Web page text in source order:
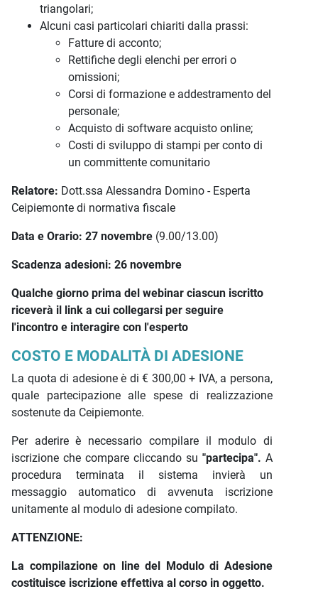
triangolari;
Alcuni casi particolari chiariti dalla prassi:
Fatture di acconto;
Rettifiche degli elenchi per errori o
omissioni;
Corsi di formazione e addestramento del
personale;
Acquisto di software acquisto online;
Costi di sviluppo di stampi per conto di
un committente comunitario
Relatore: Dott.ssa Alessandra Domino - Esperta
Ceipiemonte di normativa fiscale
Data e Orario: 27 novembre (9.00/13.00)
Scadenza adesioni: 26 novembre
Qualche giorno prima del webinar ciascun iscritto
riceverà il link a cui collegarsi per seguire
l'incontro e interagire con l'esperto
COSTO E MODALITÀ DI ADESIONE
La quota di adesione è di € 300,00 + IVA, a persona,
quale partecipazione alle spese di realizzazione
sostenute da Ceipiemonte.
Per aderire è necessario compilare il modulo di
iscrizione che compare cliccando su "partecipa". A
procedura terminata il sistema invierà un
messaggio automatico di avvenuta iscrizione
unitamente al modulo di adesione compilato.
ATTENZIONE:
La compilazione on line del Modulo di Adesione
costituisce iscrizione effettiva al corso in oggetto.